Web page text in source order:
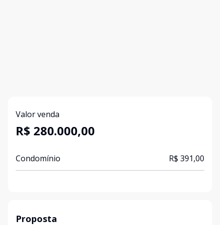
Valor venda
R$ 280.000,00
Condomínio R$ 391,00
Proposta